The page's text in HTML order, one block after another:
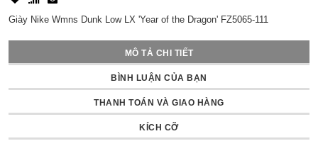
Giày Nike Wmns Dunk Low LX 'Year of the Dragon' FZ5065-111
MÔ TẢ CHI TIẾT
BÌNH LUẬN CỦA BẠN
THANH TOÁN VÀ GIAO HÀNG
KÍCH CỠ